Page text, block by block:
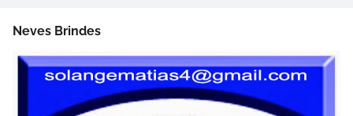
Neves Brindes